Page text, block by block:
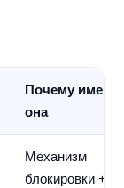
Почему
она
Механизм
блокировки +